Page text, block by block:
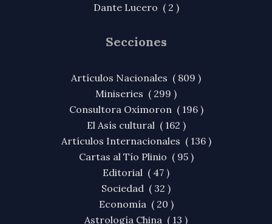
Dante Lucero ( 2 )
Secciones
Artículos Nacionales ( 809 )
Miniseries ( 299 )
Consultora Oxímoron ( 196 )
El Asís cultural ( 162 )
Artículos Internacionales ( 136 )
Cartas al Tío Plinio ( 95 )
Editorial ( 47 )
Sociedad ( 32 )
Economía ( 20 )
Astrología China ( 13 )